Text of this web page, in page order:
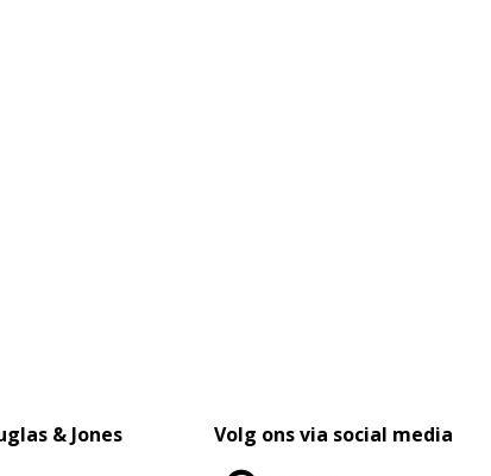
& Jones Volg ons via social media